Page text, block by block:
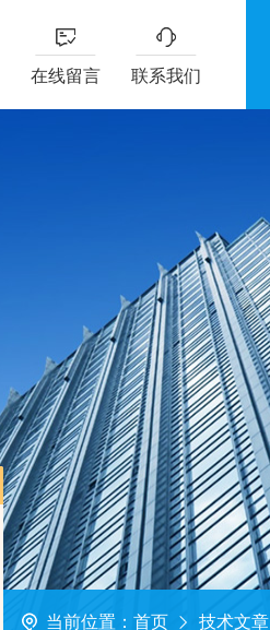
在线留言 联系我们
当前位置： 首页 技术文章